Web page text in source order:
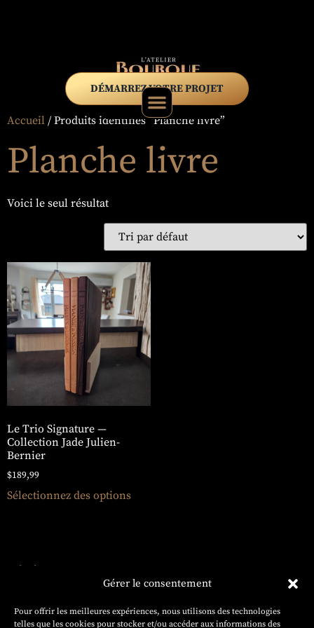
Gérer le consentement
Pour offrir les meilleures expériences, nous utilisons des technologies
telles que les cookies pour stocker et/ou accéder aux informations des
DÉMARREZ VOTRE PROJET
Accueil / Produits identifiés “Planche livre”
Planche livre
Voici le seul résultat
Le Trio Signature —
Collection Jade Julien-
Bernier
$189,99
Sélectionnez des options
Projets
sur